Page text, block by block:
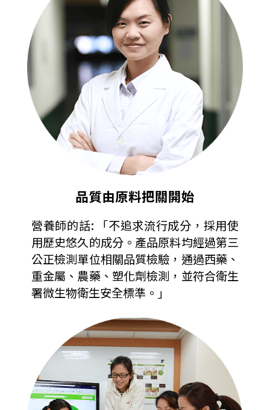
品質由原料把關開始
營養師的話: 「不追求流行成分，採用使
用歷史悠久的成分。產品原料均經過第三
公正檢測單位相關品質檢驗，通過西藥、
重金屬、農藥、塑化劑檢測，並符合衛生
署微生物衛生安全標準。」